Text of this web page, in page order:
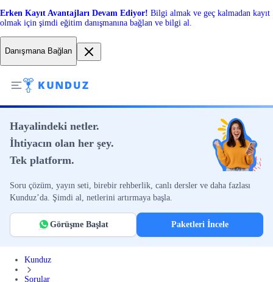
Erken Kayıt Avantajları Devam Ediyor! Bilgi almak ve geç kalmadan kayıt
olmak için şimdi eğitim danışmanına bağlan ve bilgi al.
Danışmana Bağlan
Hayalindeki netler.
İhtiyacın olan her şey.
Tek platform.
Soru çözüm, yayın seti, birebir rehberlik, canlı dersler ve daha fazlası
Kunduz’da. Şimdi al, netlerini artırmaya başla.
Görüşme Başlat Paketleri İncele
Kunduz
Sorular